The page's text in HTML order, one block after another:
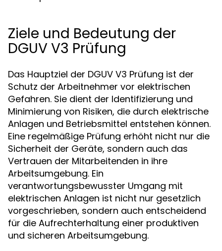
Ziele und Bedeutung der
DGUV V3 Prüfung
Das Hauptziel der DGUV V3 Prüfung ist der
Schutz der Arbeitnehmer vor elektrischen
Gefahren. Sie dient der Identifizierung und
Minimierung von Risiken, die durch elektrische
Anlagen und Betriebsmittel entstehen können.
Eine regelmäßige Prüfung erhöht nicht nur die
Sicherheit der Geräte, sondern auch das
Vertrauen der Mitarbeitenden in ihre
Arbeitsumgebung. Ein
verantwortungsbewusster Umgang mit
elektrischen Anlagen ist nicht nur gesetzlich
vorgeschrieben, sondern auch entscheidend
für die Aufrechterhaltung einer produktiven
und sicheren Arbeitsumgebung.